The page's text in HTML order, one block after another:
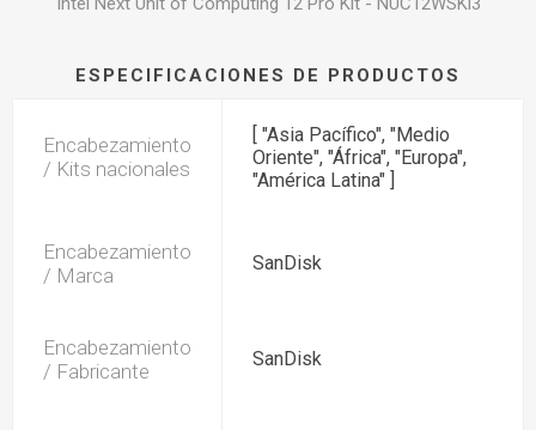
ESPECIFICACIONES DE PRODUCTOS
Encabezamiento
/ Kits nacionales
[ "Asia Pacífico", "Medio
Oriente", "África", "Europa",
"América Latina" ]
Encabezamiento
/ Marca
SanDisk
Encabezamiento
/ Fabricante
SanDisk